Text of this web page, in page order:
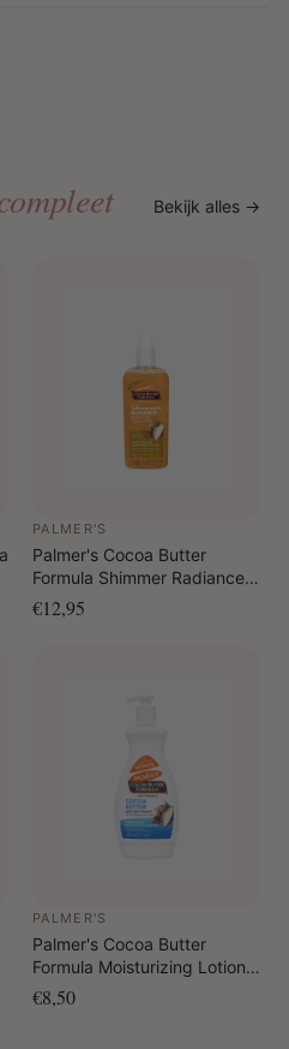
Bekijk alles →
PALMER'S
Palmer's Cocoa Butter
Formula Shimmer Radiance
Body Oil 150 ml
€12,95
PALMER'S
Palmer's Cocoa Butter
Formula Moisturizing Lotion
w/pump 500 ml
€8,50